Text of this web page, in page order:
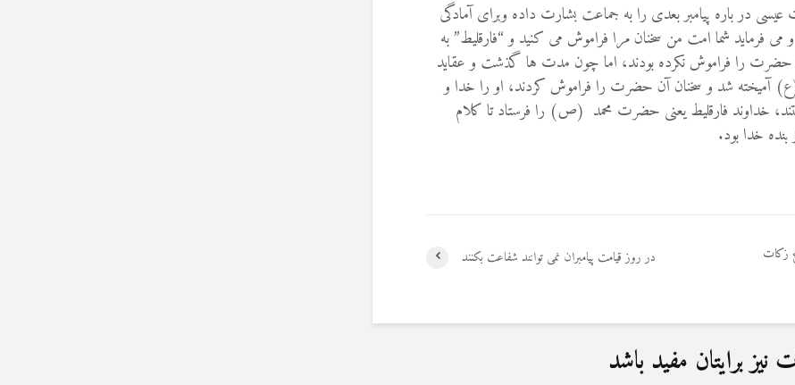
در باره پیامبر بعدی را به جماعت بشارت داده وبرای آمادگی
فرماید شما امت من سخنان مرا فراموش می کنید و “فارقلیط” به
حضرت را فراموش نکرده بودند، اما چون مدت ها گذشت و عقاید
آمیخته شد و سخنان آن حضرت را فراموش کردند، او را خدا و
خداوند فارقلیط یعنی حضرت محمد (ص) را فرستاد تا کلام
خدا بود.
در روز قیامت پیامبران نمی توانند شفاعت بکنند زکات
برایتان مفید باشد